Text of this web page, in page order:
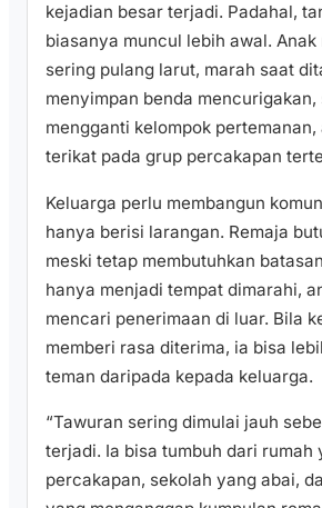
kejadian besar terjadi. Padahal,
biasanya muncul lebih awal.
sering pulang larut, marah saat
menyimpan benda mencurigakan,
mengganti kelompok
terikat pada grup percakapan
Keluarga perlu membangun
hanya berisi larangan. Remaja
meski tetap membutuhkan
hanya menjadi tempat dimarahi,
mencari penerimaan di luar. Bila
memberi rasa diterima, ia bisa
teman daripada kepada keluarga.
“Tawuran sering dimulai jauh
terjadi. Ia bisa tumbuh dari rumah
percakapan, sekolah yang abai,